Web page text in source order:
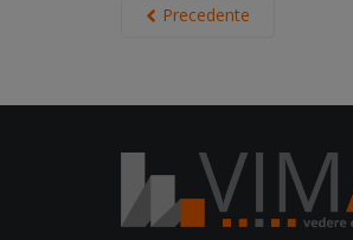
Precedente